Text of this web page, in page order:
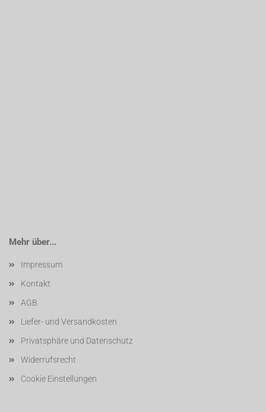
Mehr über...
Impressum
Kontakt
AGB
Liefer- und Versandkosten
Privatsphäre und Datenschutz
Widerrufsrecht
Cookie Einstellungen